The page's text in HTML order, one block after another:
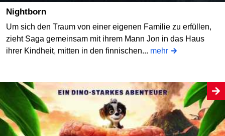
Nightborn
Um sich den Traum von einer eigenen Familie zu erfüllen,
zieht Saga gemeinsam mit ihrem Mann Jon in das Haus
ihrer Kindheit, mitten in den finnischen... mehr